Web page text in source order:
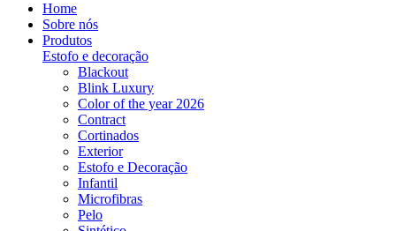
Home
Sobre nós
Produtos
Estofo e decoração
Blackout
Blink Luxury
Color of the year 2026
Contract
Cortinados
Exterior
Estofo e Decoração
Infantil
Microfibras
Pelo